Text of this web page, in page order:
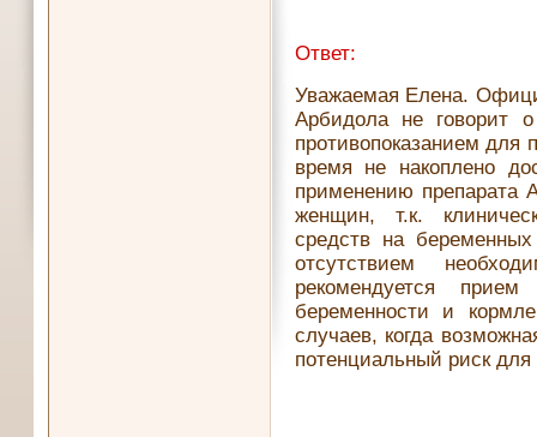
Ответ:
Уважаемая Елена.
Арбидола не говорит
противопоказанием для
время не накоплено
применению препарата
женщин, т.к.
средств на
отсутствием
рекомендуется
беременности и
случаев, когда
потенциальный риск для